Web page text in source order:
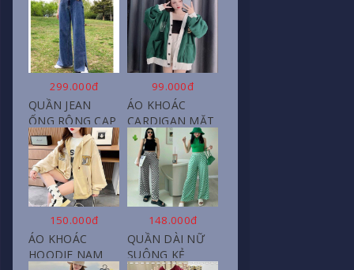
299.000đ
QUẦN JEAN
ỐNG RỘNG CẠP
CAO, DÀI XẺ
GẤU PHONG
CÁCH J6
99.000đ
ÁO KHOÁC
CARDIGAN MẶT
CƯỜI NỮ CHẤT
NỈ COTTON
150.000đ
ÁO KHOÁC
HOODIE NAM
148.000đ
QUẦN DÀI NỮ
SUÔNG KẺ